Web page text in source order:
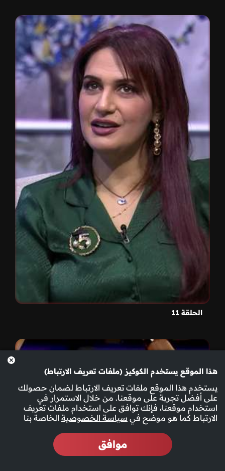
الحلقة 11
هذا الموقع يستخدم الكوكيز (ملفات تعريف الارتباط)
يستخدم هذا الموقع ملفات تعريف الارتباط لضمان حصولك
على أفضل تجربة على موقعنا. من خلال الاستمرار في
استخدام موقعنا، فإنك توافق على استخدام ملفات تعريف
الارتباط كما هو موضح في سياسة الخصوصية الخاصة بنا
موافق